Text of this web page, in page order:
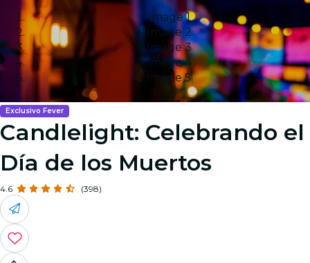
Image 1
Image 2
Image 3
Image 4
Image 5
Exclusivo Fever
Candlelight: Celebrando el
Día de los Muertos
4.6 (398)